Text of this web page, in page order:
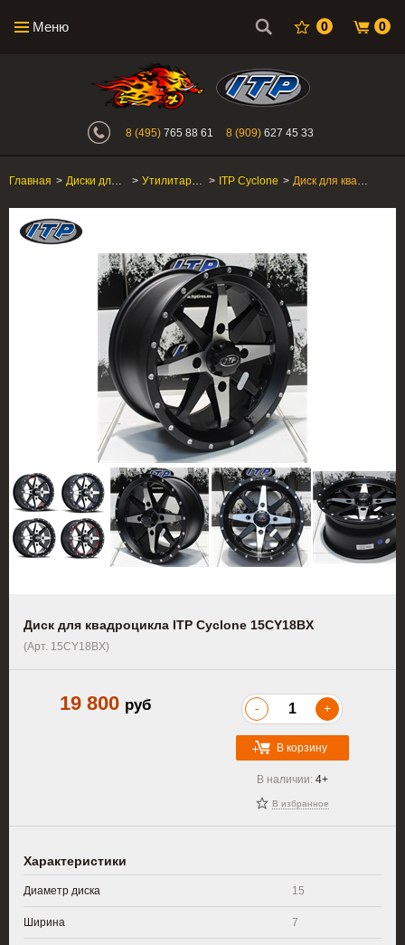
Меню 0 0
Интернет-магазин "Поросенок".
8 (495) 765 88 61 8 (909) 627 45 33
Главная > Диски для квадроцикла > Утилитарные ATV/SxS > ITP Cyclone > Диск для квадроцикла ITP Cyclone 15CY18BX
Диск для квадроцикла ITP Cyclone 15CY18BX
(Арт. 15CY18BX)
19 800 руб - +
В корзину
В наличии: 4+
В избранное
Характеристики
Диаметр диска 15
Ширина 7